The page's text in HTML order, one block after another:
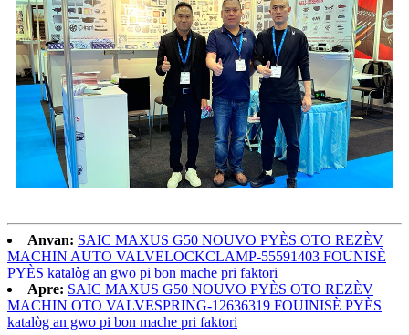
Anvan: SAIC MAXUS G50 NOUVO PYÈS OTO REZÈV
MACHIN AUTO VALVELOCKCLAMP-55591403 FOUNISÈ
PYÈS katalòg an gwo pi bon mache pri faktori
Apre: SAIC MAXUS G50 NOUVO PYÈS OTO REZÈV
MACHIN OTO VALVESPRING-12636319 FOUINISÈ PYÈS
katalòg an gwo pi bon mache pri faktori